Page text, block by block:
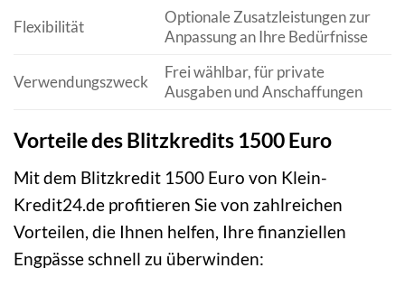
Flexibilität
Optionale Zusatzleistungen zur
Anpassung an Ihre Bedürfnisse
Verwendungszweck
Frei wählbar, für private
Ausgaben und Anschaffungen
Vorteile des Blitzkredits 1500 Euro
Mit dem Blitzkredit 1500 Euro von Klein-
Kredit24.de profitieren Sie von zahlreichen
Vorteilen, die Ihnen helfen, Ihre finanziellen
Engpässe schnell zu überwinden: